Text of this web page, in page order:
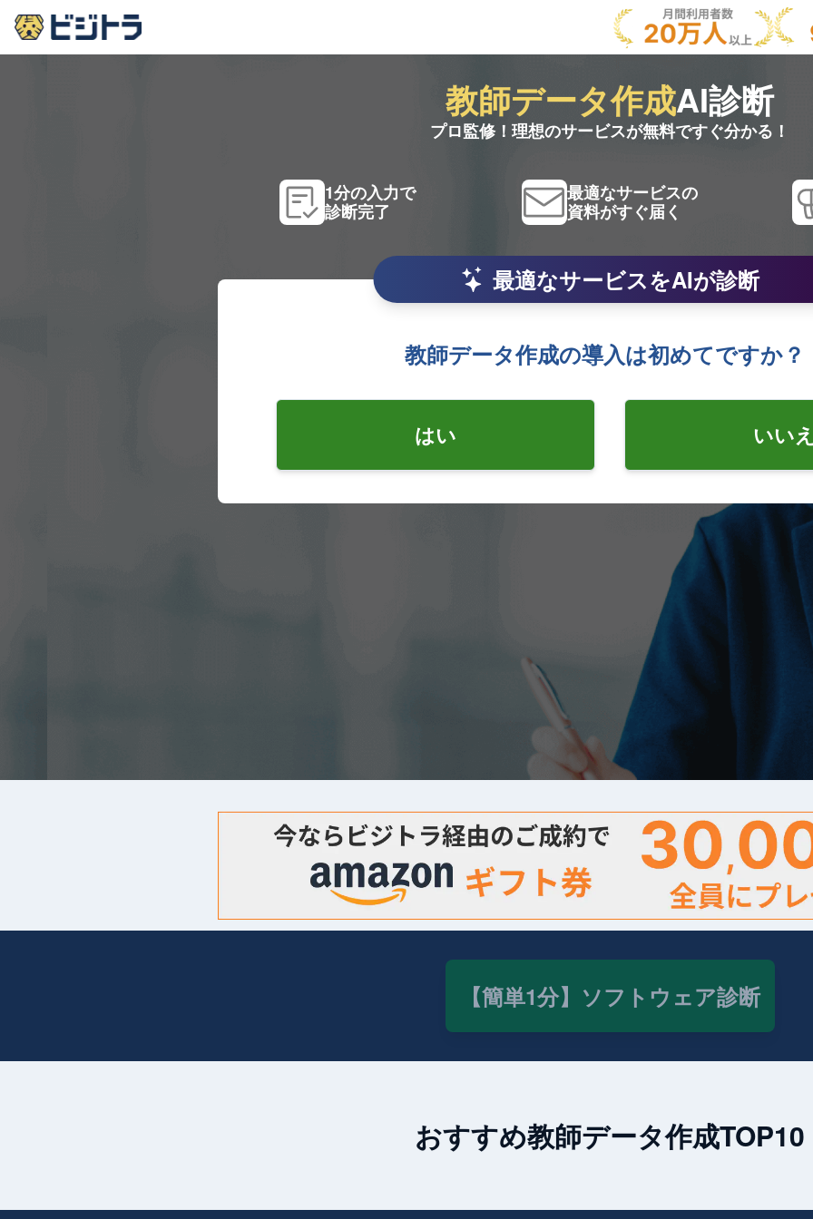
教師データ作成AI診断
プロ監修！理想のサービスが無料ですぐ分かる！
1分の入力で
診断完了
最適なサービスの
資料がすぐ届く
最適なサービスをAIが診断
教師データ作成の導入は初めてですか？
はい いい
【簡単1分】ソフトウェア診断
おすすめ教師データ作成TOP10